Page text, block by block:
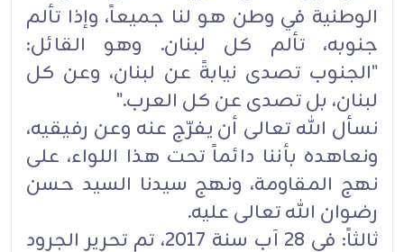
الوطنية في وطن هو لنا جميعاً، وإذا تألم
جنوبه، تألم كل لبنان. وهو القائل:
‏‏"الجنوب تصدى نيابةً عن لبنان، وعن كل
لبنان، بل تصدى عن كل العرب‎".‎
نسأل الله تعالى أن يفرّج عنه وعن رفيقيه،
ونعاهده بأننا دائماً تحت هذا اللواء، على
نهج المقاومة، ونهج سيدنا السيد ‏حسن
رضوان الله تعالى عليه‎.‎
ثالثاً: في 28 آب سنة 2017، تم تحرير الجرود